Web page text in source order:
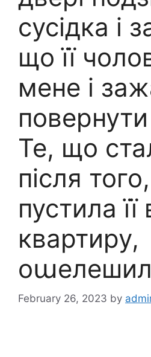
сусідка і
що її
мене і
Те, що
після
пустила її
квартиру,
February 26, 2023 by